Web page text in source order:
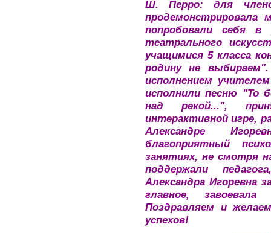
Ш. Перро: для
продемонстрировала
попробовали себя в
театрального
учащимися 5 класса
родину не
исполнением
исполнили песню "То
над рекой...",
интерактивной игре,
Александре
благоприятный
занятиях, не смотря
поддержали
Александра Игоревна
главное,
Поздравляем и
успехов!